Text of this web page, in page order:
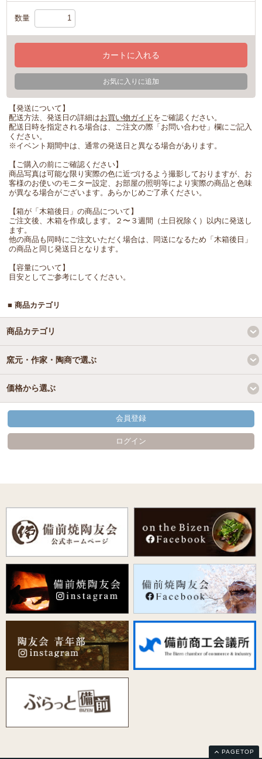
数量
カートに入れる
お気に入りに追加
【発送について】
配送方法、発送日の詳細はお買い物ガイドをご確認ください。
配送日時を指定される場合は、ご注文の際「お問い合わせ」欄にご記入
ください。
※イベント期間中は、通常の発送日と異なる場合があります。
【ご購入の前にご確認ください】
商品写真は可能な限り実際の色に近づけるよう撮影しておりますが、お
客様のお使いのモニター設定、お部屋の照明等により実際の商品と色味
が異なる場合がございます。あらかじめご了承ください。
【箱が「木箱後日」の商品について】
ご注文後、木箱を作成します。２〜３週間（土日祝除く）以内に発送し
ます。
他の商品も同時にご注文いただく場合は、同送になるため「木箱後日」
の商品と同じ発送日となります。
【容量について】
目安としてご参考にしてください。
■ 商品カテゴリ
商品カテゴリ
窯元・作家・陶商で選ぶ
価格から選ぶ
会員登録
ログイン
PAGETOP